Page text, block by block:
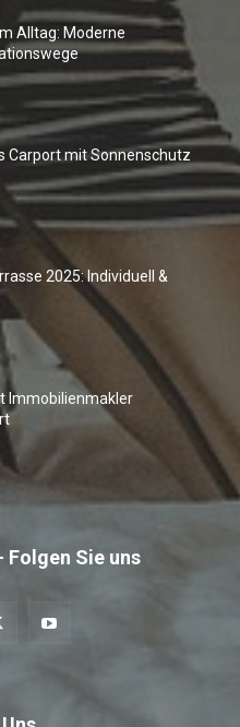
Alltag: Moderne
Carport mit Sonnenschutz
2025: Individuell &
Immobilienmakler
Folgen Sie uns